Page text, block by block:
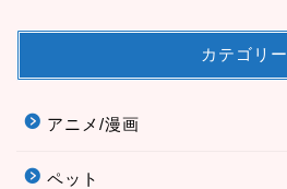
カテゴリー
アニメ/漫画
ペット